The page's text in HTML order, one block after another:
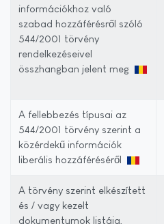
információkhoz való
szabad hozzáférésről szóló
544/2001 törvény
rendelkezéseivel
összhangban jelent meg
A fellebbezés típusai az
544/2001 törvény szerint a
közérdekű információk
liberális hozzáféréséről
A törvény szerint elkészített
és / vagy kezelt
dokumentumok listája,